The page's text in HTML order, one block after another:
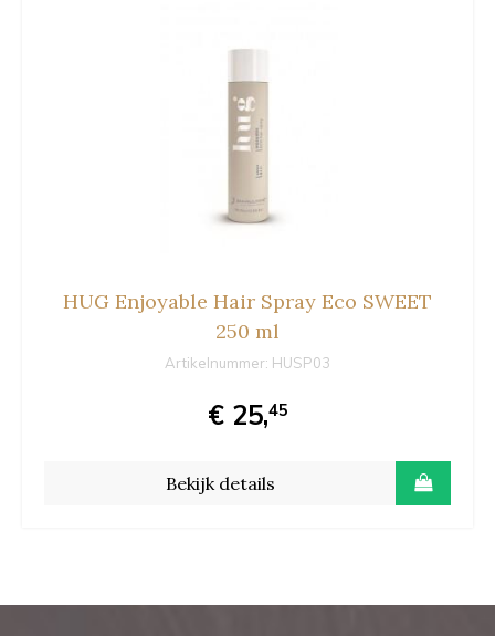
HUG Enjoyable Hair Spray Eco SWEET
250 ml
Artikelnummer: HUSP03
€ 25,45
Bekijk details